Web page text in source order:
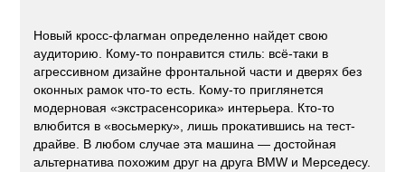
Новый кросс-флагман определенно найдет свою
аудиторию. Кому-то понравится стиль: всё-таки в
агрессивном дизайне фронтальной части и дверях без
оконных рамок что-то есть. Кому-то приглянется
модерновая «экстрасенсорика» интерьера. Кто-то
влюбится в «восьмерку», лишь прокатившись на тест-
драйве. В любом случае эта машина — достойная
альтернатива похожим друг на друга BMW и Мерседесу.